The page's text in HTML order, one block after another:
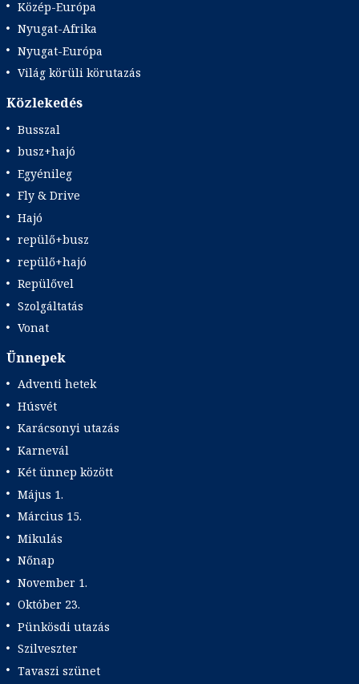
Közép-Európa
Nyugat-Afrika
Nyugat-Európa
Világ körüli körutazás
Közlekedés
Busszal
busz+hajó
Egyénileg
Fly & Drive
Hajó
repülő+busz
repülő+hajó
Repülővel
Szolgáltatás
Vonat
Ünnepek
Adventi hetek
Húsvét
Karácsonyi utazás
Karnevál
Két ünnep között
Május 1.
Március 15.
Mikulás
Nőnap
November 1.
Október 23.
Pünkösdi utazás
Szilveszter
Tavaszi szünet